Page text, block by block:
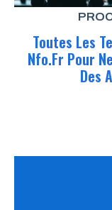
Toutes Les
Nfo.fr Pour
Des